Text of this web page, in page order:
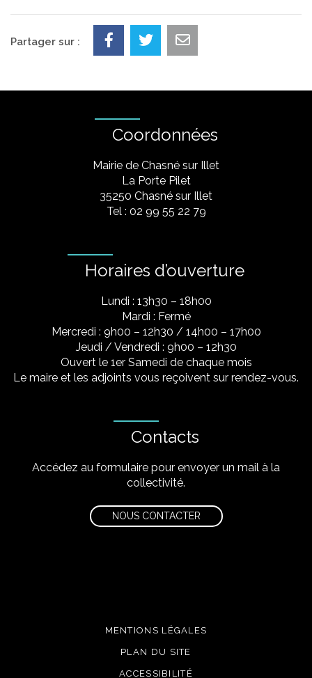
Partager sur :
Coordonnées
Mairie de Chasné sur Illet
La Porte Pilet
35250 Chasné sur Illet
Tel : 02 99 55 22 79
Horaires d’ouverture
Lundi : 13h30 – 18h00
Mardi : Fermé
Mercredi : 9h00 – 12h30 / 14h00 – 17h00
Jeudi / Vendredi : 9h00 – 12h30
Ouvert le 1er Samedi de chaque mois
Le maire et les adjoints vous reçoivent sur rendez-vous.
Contacts
Accédez au formulaire pour envoyer un mail à la
collectivité.
NOUS CONTACTER
MENTIONS LÉGALES
PLAN DU SITE
ACCESSIBILITÉ